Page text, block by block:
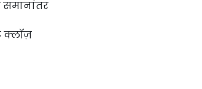
समानांतर
क्लॉज़